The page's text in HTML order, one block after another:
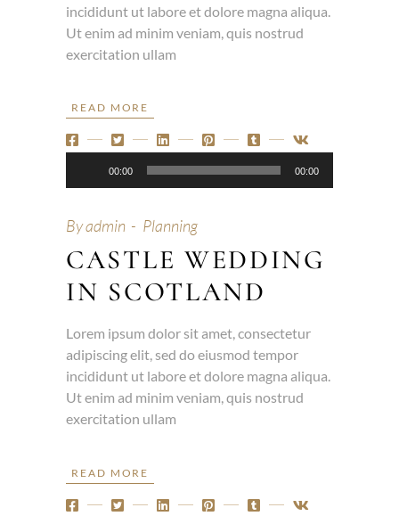
incididunt ut labore et dolore magna aliqua.
Ut enim ad minim veniam, quis nostrud
exercitation ullam
READ MORE
00:00 00:00
Byadmin Planning
CASTLE WEDDING
IN SCOTLAND
Lorem ipsum dolor sit amet, consectetur
adipiscing elit, sed do eiusmod tempor
incididunt ut labore et dolore magna aliqua.
Ut enim ad minim veniam, quis nostrud
exercitation ullam
READ MORE